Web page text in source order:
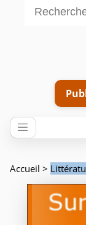
Accueil >